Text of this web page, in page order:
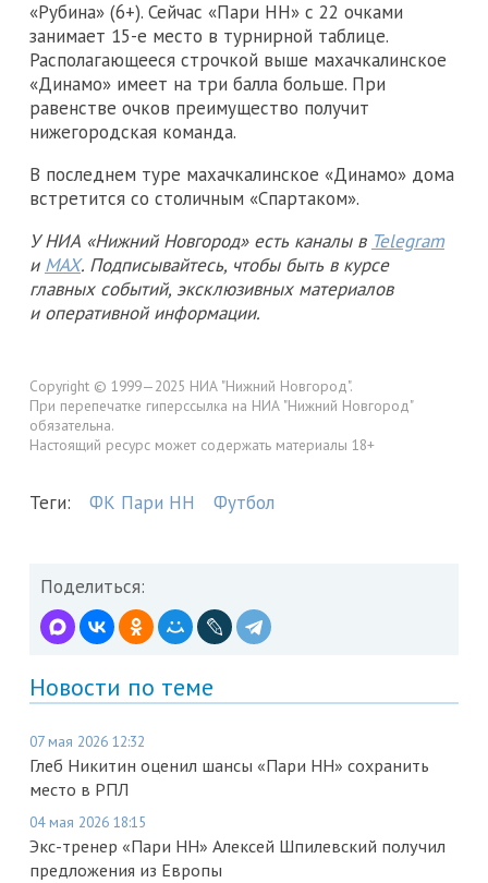
«Рубина» (6+). Сейчас «Пари НН» с 22 очками
занимает 15-е место в турнирной таблице.
Располагающееся строчкой выше махачкалинское
«Динамо» имеет на три балла больше. При
равенстве очков преимущество получит
нижегородская команда.
В последнем туре махачкалинское «Динамо» дома
встретится со столичным «Спартаком».
У НИА «Нижний Новгород» есть каналы в Telegram
и MAX. Подписывайтесь, чтобы быть в курсе
главных событий, эксклюзивных материалов
и оперативной информации.
Copyright © 1999—2025 НИА "Нижний Новгород".
При перепечатке гиперссылка на НИА "Нижний Новгород"
обязательна.
Настоящий ресурс может содержать материалы 18+
Теги: ФК Пари НН Футбол
Поделиться:
Новости по теме
07 мая 2026 12:32
Глеб Никитин оценил шансы «Пари НН» сохранить
место в РПЛ
04 мая 2026 18:15
Экс-тренер «Пари НН» Алексей Шпилевский получил
предложения из Европы